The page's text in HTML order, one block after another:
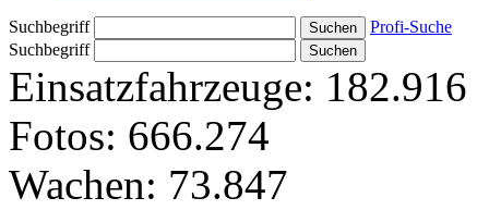
Suchbegriff
Profi-Suche
Suchbegriff
Einsatzfahrzeuge: 182.916
Fotos: 666.274
Wachen: 73.847